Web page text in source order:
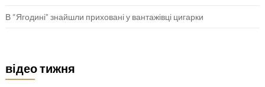
В “Ягодині” знайшли приховані у вантажівці цигарки
відео тижня